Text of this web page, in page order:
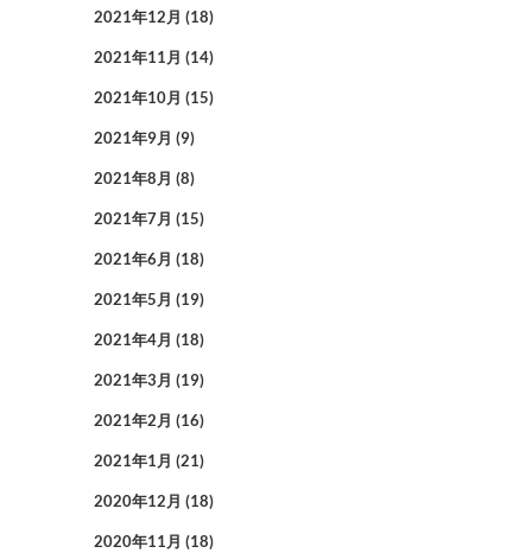
2021年12月 (18)
2021年11月 (14)
2021年10月 (15)
2021年9月 (9)
2021年8月 (8)
2021年7月 (15)
2021年6月 (18)
2021年5月 (19)
2021年4月 (18)
2021年3月 (19)
2021年2月 (16)
2021年1月 (21)
2020年12月 (18)
2020年11月 (18)